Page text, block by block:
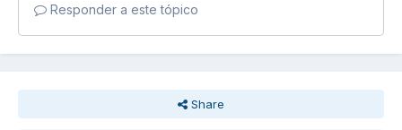
Responder a este tópico
Share